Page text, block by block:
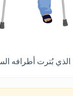
بُترت أطرافه